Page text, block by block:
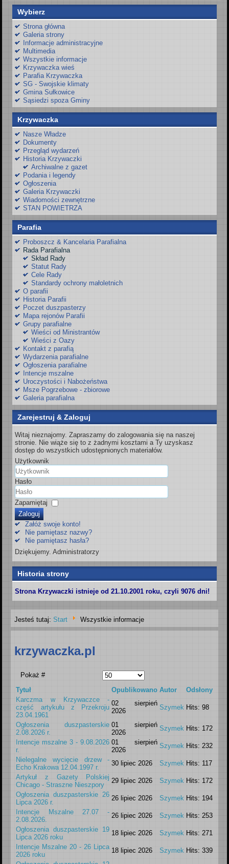
Wybierz
Strona główna
Galeria strony
Informacje administracyjne
Multimedia
Wszystkie informacje
Krzywaczka wieś
Parafia Krzywaczka
SG - Swojskie klimaty
Gmina Sułkowice
Sąsiedzi spoza Gminy
Krzywaczka
Nasze Władze
Dokumenty
Przegląd wydarzeń
Historia Krzywaczki
Archiwalne z gazet
Podania i legendy
Ogłoszenia
Galeria Krzywaczki
Wiadomości zewnętrzne
STAN POWIETRZA
Parafia
Proboszcz & Kancelaria Parafialna
Rada Parafialna
Skład Rady
Statut Rady
Cele Rady
Standardy ochrony małoletnich
O parafii
Historia Parafii
Poczet duszpasterzy
Mapa rejonów Parafii
Grupy parafialne
Wieści od Ministrantów
Wieści z Oazy
Kontakt z parafią
Wydarzenia parafialne
Ogłoszenia parafialne
Intencje mszalne
Uroczystości i Nabożeństwa
Msze Pogrzebowe - zbiorowe
Galeria parafialna
Zarejestruj & Zaloguj
Witaj nieznajomy. Zapraszamy do zalogowania się na naszej
stronie. Nie wiąże się to z żadnymi kosztami a Ty uzyskasz
dostęp do wszystkich udostępnionych materiałów.
Użytkownik
Hasło
Zapamiętaj
Zaloguj
Załóż swoje konto!
Nie pamiętasz nazwy?
Nie pamiętasz hasła?
Dziękujemy. Administratorzy
Historia strony
Strona Krzywaczki istnieje od 21.10.2001 roku, czyli 9076 dni!
Jesteś tutaj:Start Wszystkie informacje
krzywaczka.pl
Pokaż #
Tytuł
Opublikowano Autor
Odsłony
Karczma w Krzywaczce -
część artykułu z Przekroju
23.04.1961
02 sierpień
2026
Szymek Hits: 98
Ogłoszenia duszpasterskie
2.08.2026 r.
01 sierpień
2026
Szymek Hits: 172
Intencje mszalne 3 - 9.08.2026
r.
01 sierpień
2026
Szymek Hits: 232
Nielegalne wycięcie drzew -
Echo Krakowa 12.04.1997 r.
30 lipiec 2026 Szymek Hits: 117
Artykuł z Gazety Polskiej
Chicago - Straszne Nieszpory
29 lipiec 2026 Szymek Hits: 172
Ogłoszenia duszpasterskie 26
Lipca 2026 r.
26 lipiec 2026 Szymek Hits: 194
Intencje Mszalne 27.07 -
2.08.2026.
26 lipiec 2026 Szymek Hits: 253
Ogłoszenia duszpasterskie 19
Lipca 2026 roku
18 lipiec 2026 Szymek Hits: 271
Intencje Mszalne 20 - 26 Lipca
2026 roku
18 lipiec 2026 Szymek Hits: 339